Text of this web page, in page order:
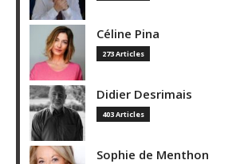
Céline Pina
273 Articles
Didier Desrimais
403 Articles
Sophie de Menthon